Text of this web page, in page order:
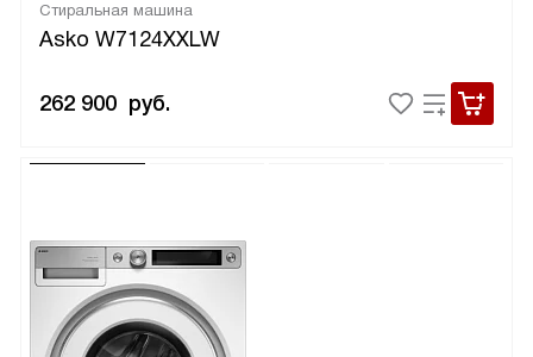
Стиральная машина
Asko W7124XXLW
262 900 руб.